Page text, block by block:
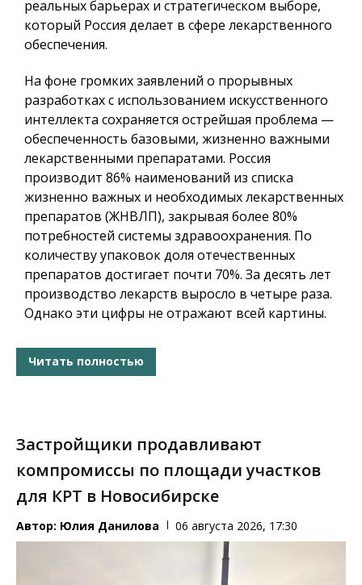
реальных барьерах и стратегическом выборе,
который Россия делает в сфере лекарственного
обеспечения.
На фоне громких заявлений о прорывных
разработках с использованием искусственного
интеллекта сохраняется острейшая проблема —
обеспеченность базовыми, жизненно важными
лекарственными препаратами. Россия
производит 86% наименований из списка
жизненно важных и необходимых лекарственных
препаратов (ЖНВЛП), закрывая более 80%
потребностей системы здравоохранения. По
количеству упаковок доля отечественных
препаратов достигает почти 70%. За десять лет
производство лекарств выросло в четыре раза.
Однако эти цифры не отражают всей картины.
Читать полностью
Застройщики продавливают
компромиссы по площади участков
для КРТ в Новосибирске
Автор: Юлия Данилова 06 августа 2026, 17:30